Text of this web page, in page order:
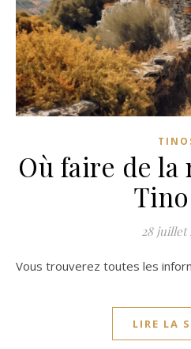
Où faire de la
28 juillet
Vous trouverez toutes les
LIRE LA